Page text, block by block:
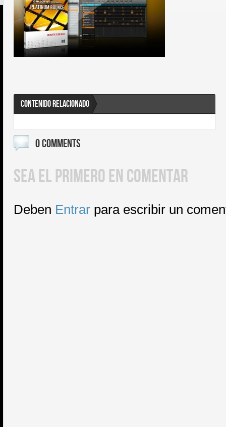
CONTENIDO RELACIONADO
0 COMMENTS
SEA EL PRIMERO EN COMENTAR
Deben Entrar para escribir un